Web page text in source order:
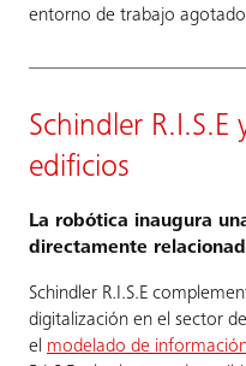
entorno de trabajo
Schindler
edificios
La robótica inaugura
directamente
Schindler R.I.S.E
digitalización en el sector
el modelado de